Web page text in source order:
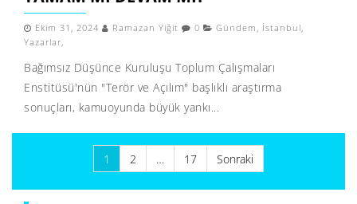
Ekim 31, 2024 Ramazan Yiğit 0 Gündem , İstanbul,
Yazarlar,
Bağımsız Düşünce Kuruluşu Toplum Çalışmaları
Enstitüsü'nün "Terör ve Açılım" başlıklı araştırma
sonuçları, kamuoyunda büyük yankı...
sayfalaması
1 2 … 17 Sonraki